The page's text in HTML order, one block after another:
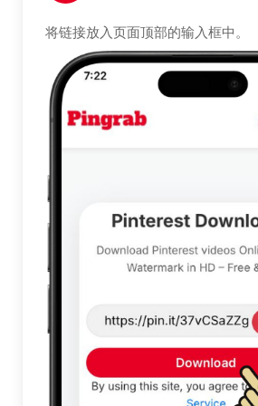
将链接放入页面顶部的输入框中。